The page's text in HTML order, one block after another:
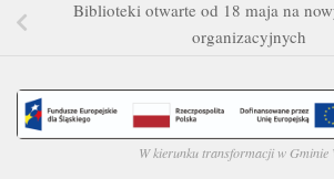
Biblioteki otwarte od 18 maja na
organizacyjnych
W kierunku transformacji w Gminie